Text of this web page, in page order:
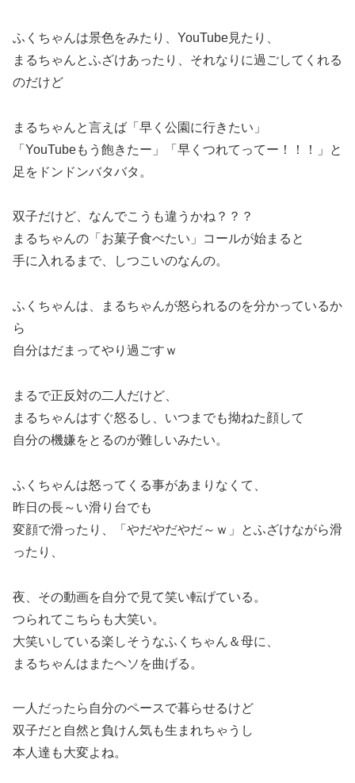
ふくちゃんは景色をみたり、YouTube見たり、
まるちゃんとふざけあったり、それなりに過ごしてくれる
のだけど
まるちゃんと言えば「早く公園に行きたい」
「YouTubeもう飽きたー」「早くつれてってー！！！」と
足をドンドンバタバタ。
双子だけど、なんでこうも違うかね？？？
まるちゃんの「お菓子食べたい」コールが始まると
手に入れるまで、しつこいのなんの。
ふくちゃんは、まるちゃんが怒られるのを分かっているか
ら
自分はだまってやり過ごすｗ
まるで正反対の二人だけど、
まるちゃんはすぐ怒るし、いつまでも拗ねた顔して
自分の機嫌をとるのが難しいみたい。
ふくちゃんは怒ってくる事があまりなくて、
昨日の長～い滑り台でも
変顔で滑ったり、「やだやだやだ～ｗ」とふざけながら滑
ったり、
夜、その動画を自分で見て笑い転げている。
つられてこちらも大笑い。
大笑いしている楽しそうなふくちゃん＆母に、
まるちゃんはまたヘソを曲げる。
一人だったら自分のペースで暮らせるけど
双子だと自然と負けん気も生まれちゃうし
本人達も大変よね。